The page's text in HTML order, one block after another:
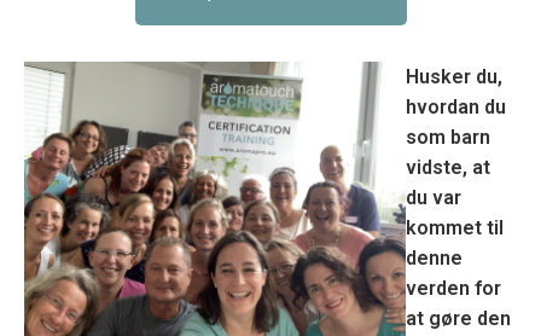
Husker du,
hvordan du
som barn
vidste, at
du var
kommet til
denne
verden for
at gøre den